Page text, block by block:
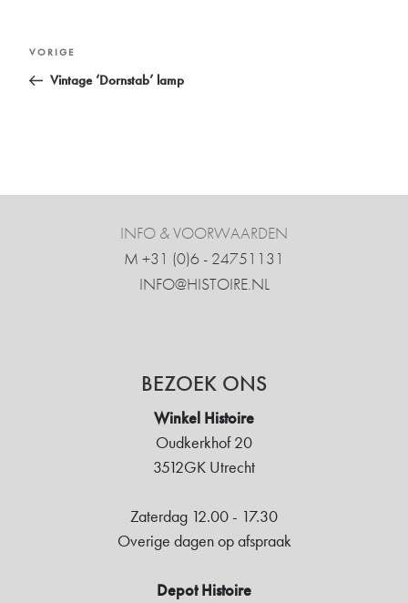
Bericht
navigatie
Vorig
bericht
VORIGE
Vintage ‘Dornstab’ lamp
INFO & VOORWAARDEN
M +31 ‍(0)6 - 24751131
INFO@HISTOIRE.NL
BEZOEK ONS
Winkel Histoire
Oudkerkhof 20
3512GK Utrecht
Zaterdag 12.00 - 17.30
Overige dagen op afspraak
Depot Histoire